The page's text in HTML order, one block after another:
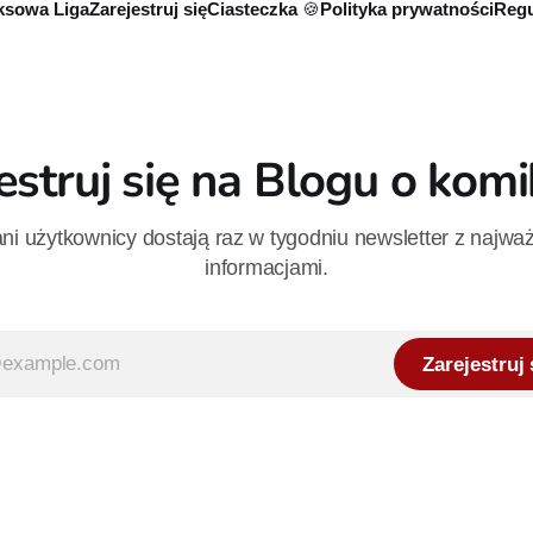
LigaZarejestruj sięCiasteczka 🍪Polityka prywatności
się na Blogu o
użytkownicy dostają raz w tygodniu newsletter z
informacjami.
Zarejestruj